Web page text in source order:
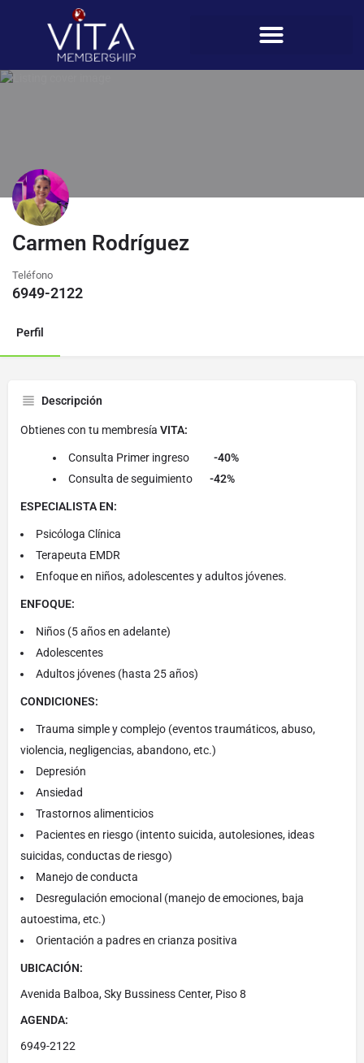
Carmen Rodríguez
Teléfono
6949-2122
Perfil
Descripción
Obtienes con tu membresía VITA:
Consulta Primer ingreso -40%
Consulta de seguimiento
-42%
ESPECIALISTA EN:
Psicóloga Clínica
Terapeuta EMDR
Enfoque en niños, adolescentes y adultos jóvenes.
ENFOQUE:
Niños (5 años en adelante)
Adolescentes
Adultos jóvenes (hasta 25 años)
CONDICIONES:
Trauma simple y complejo (eventos traumáticos, abuso,
violencia, negligencias, abandono, etc.)
Depresión
Ansiedad
Trastornos alimenticios
Pacientes en riesgo (intento suicida, autolesiones, ideas
suicidas, conductas de riesgo)
Manejo de conducta
Desregulación emocional (manejo de emociones, baja
autoestima, etc.)
Orientación a padres en crianza positiva
UBICACIÓN:
Avenida Balboa, Sky Bussiness Center, Piso 8
AGENDA:
6949-2122